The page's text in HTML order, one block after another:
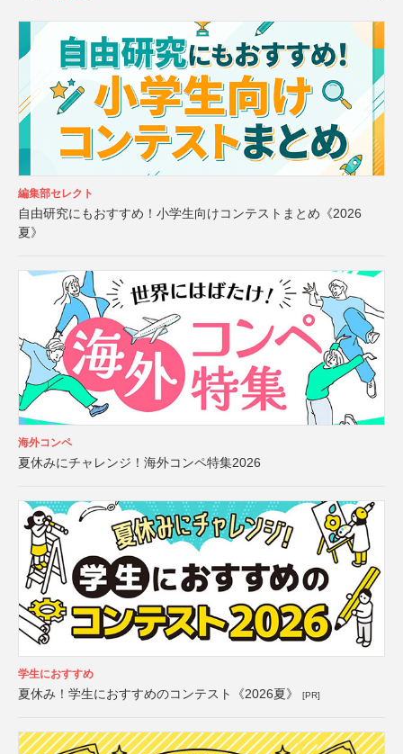
編集部セレクト
自由研究にもおすすめ！小学生向けコンテストまとめ《2026
夏》
海外コンペ
夏休みにチャレンジ！海外コンペ特集2026
学生におすすめ
夏休み！学生におすすめのコンテスト《2026夏》 [PR]